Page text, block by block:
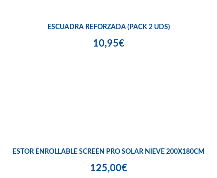
ESCUADRA REFORZADA (PACK 2 UDS)
10,95€
ESTOR ENROLLABLE SCREEN PRO SOLAR NIEVE 200X180CM
125,00€